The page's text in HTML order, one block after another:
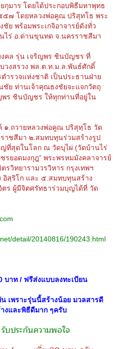
มาร โดยได้ประกอบพิธีมหาพุทธ
๕๗ โดยหลวงพ่อคูณ ปริสุทโธ พระ
ย พร้อมพระเกจิอาจารย์ดังทั่ว
ร่ อ.ด่านขุนทด จ.นครราชสีมา
รุ่น เจริญพร ชินบัญชร ที่
วงสรวง พล.ต.ท.ม.ล.พันธ์ศักดิ์
ำรวจแห่งชาติ เป็นประธานฝ่าย
ชัย ท่านเจ้าคุณธงชัยจะแจกวัตถุ
ร ชินบัญชร ให้ทุกท่านที่อยู่ใน
ายหลวงพ่อคูณ ปริสุทฺโธ วัด
าชสีมา ๒.สมทบทุนร่วมสร้างรูป
ที่สุดในโลก ณ วัดบุไผ่ (วัดบ้านไร่
รยอดมงกุฎ” พระพรหมมังคลาจารย์
วิทยารามวรวิหาร กรุงเทพฯ
สฺริโก และ ๕.สมทบทุนสร้าง
ร ผู้มีจิตศรัทธาร่วมบุญได้ที่ วัด
detail/20140816/190243.html
บาท / ฟรีส่งแบบลงทะเบียน
เพราะรุ่นนี้สร้างน้อย มวลสารดี
งและพิธีดีมาก ๆครับ
บประกันความพอใจ